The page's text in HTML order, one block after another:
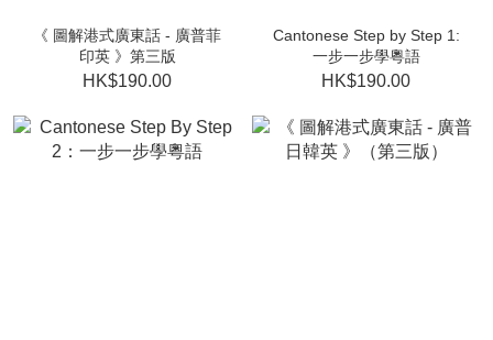
《 圖解港式廣東話 - 廣普菲
印英 》第三版
HK$190.00
Cantonese Step by Step 1:
一步一步學粵語
HK$190.00